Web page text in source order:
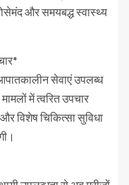
और समयबद्ध स्वास्थ्य
सेवाएं उपलब्ध
में त्वरित उपचार
विशेष चिकित्सा सुविधा